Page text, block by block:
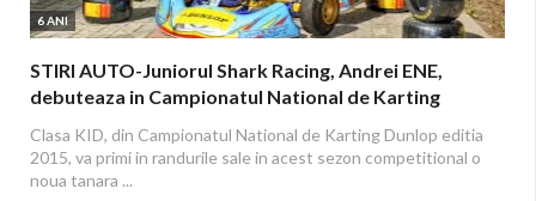
6 ANI
STIRI AUTO-Juniorul Shark Racing, Andrei ENE,
debuteaza in Campionatul National de Karting
Clasa KID, din Campionatul National de Karting Dunlop editia
2015, va primi in randurile sale in acest sezon competitional o
noua tanara ...